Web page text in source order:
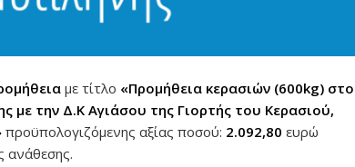
με τίτλο «Προμήθεια κερασιών (600kg) στο
με την Δ.Κ Αγιάσου της Γιορτής του Κερασιού,
προϋπολογιζόμενης αξίας ποσού: 2.092,80 ευρώ
ανάθεσης.